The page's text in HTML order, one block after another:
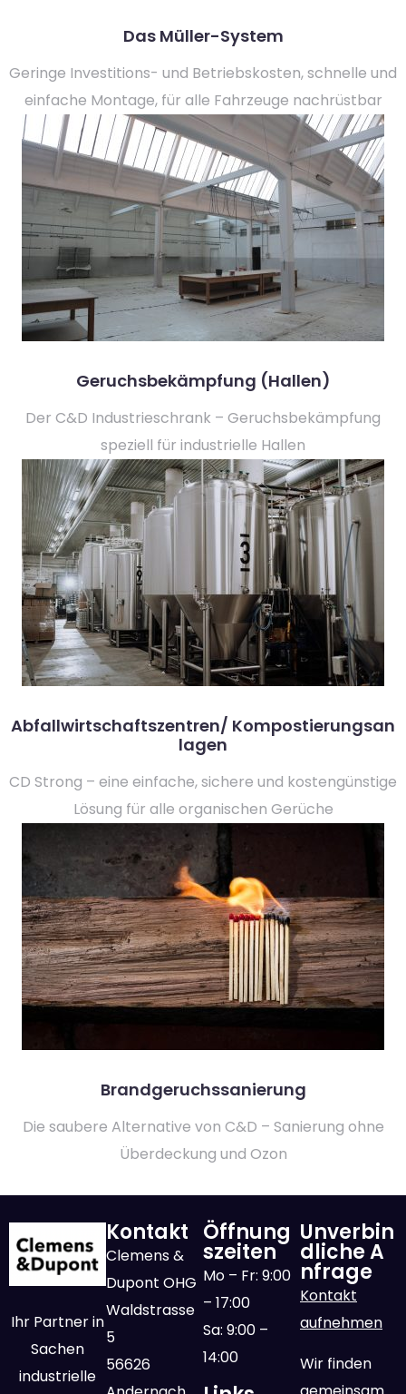
Das Müller-System
Geringe Investitions- und Betriebskosten, schnelle und
einfache Montage, für alle Fahrzeuge nachrüstbar
Geruchsbekämpfung (Hallen)
Der C&D Industrieschrank – Geruchsbekämpfung
speziell für industrielle Hallen
Abfallwirtschaftszentren/ Kompostierungsan
lagen
CD Strong – eine einfache, sichere und kostengünstige
Lösung für alle organischen Gerüche
Brandgeruchssanierung
Die saubere Alternative von C&D – Sanierung ohne
Überdeckung und Ozon
Ihr Partner in
Sachen
industrielle
Kontakt
Clemens &
Dupont OHG
Waldstrasse
5
56626
Öffnung
szeiten
Mo – Fr: 9:00
– 17:00
Sa: 9:00 –
14:00
Unverbin
dliche A
nfrage
Kontakt
aufnehmen
Wir finden